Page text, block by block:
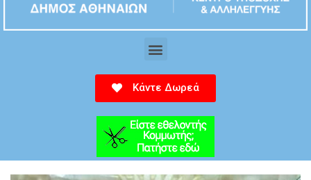
Κάντε Δωρεά